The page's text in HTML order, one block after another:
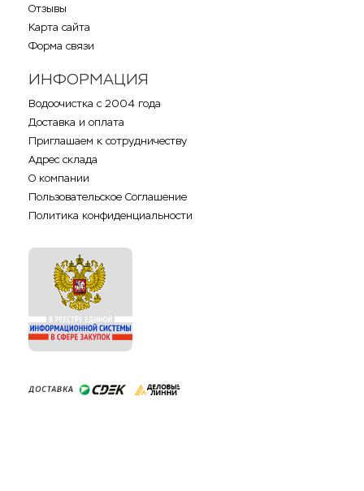
Отзывы
Карта сайта
Форма связи
ИНФОРМАЦИЯ
Водоочистка с 2004 года
Доставка и оплата
Приглашаем к сотрудничеству
Адрес склада
О компании
Пользовательское Соглашение
Политика конфиденциальности